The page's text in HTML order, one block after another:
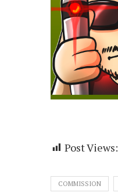
Post Views:
COMMISSION